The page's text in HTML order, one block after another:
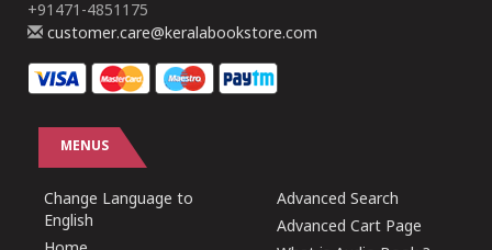
+91471-4851175
customer.care@keralabookstore.com
MENUS
Change Language to
English
Advanced Search
Advanced Cart Page